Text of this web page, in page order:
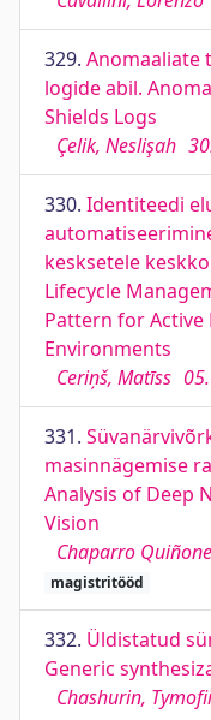
329. Anomaaliate
logide abil.
Shields Logs
Çelik, Neslişah
330. Identiteedi
kesksetele
Lifecycle
Pattern for
Environments
Ceriņš, Matīss
331.
masinnägemise
Analysis of Deep
Vision
Chaparro
magistritööd
332. Üldistatud
Generic
Chashurin, Tymofii